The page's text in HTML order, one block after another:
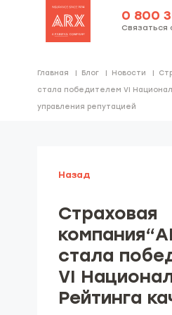
0 800
Связаться
Главная Блог Новости
стала победителем VI
управления репутацией
Назад
Страховая
стала
VI
Рейтинга